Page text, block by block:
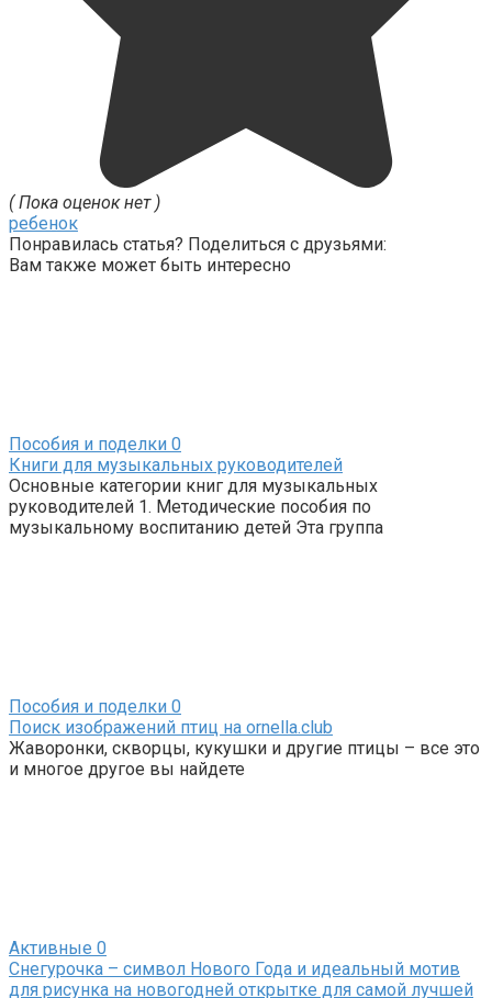
( Пока оценок нет )
ребенок
Понравилась статья? Поделиться с друзьями:
Вам также может быть интересно
Пособия и поделки 0
Книги для музыкальных руководителей
Основные категории книг для музыкальных
руководителей 1. Методические пособия по
музыкальному воспитанию детей Эта группа
Пособия и поделки 0
Поиск изображений птиц на ornella.club
Жаворонки, скворцы, кукушки и другие птицы – все это
и многое другое вы найдете
Активные 0
Снегурочка – символ Нового Года и идеальный мотив
для рисунка на новогодней открытке для самой лучшей